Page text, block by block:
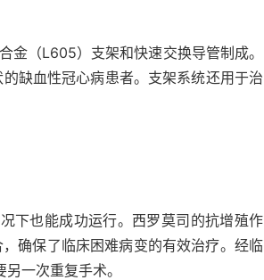
金（L605）支架和快速交换导管制成。
缺血性冠心病患者。支架系统还用于治
下也能成功运行。西罗莫司的抗增殖作
确保了临床困难病变的有效治疗。经临
一次重复手术。